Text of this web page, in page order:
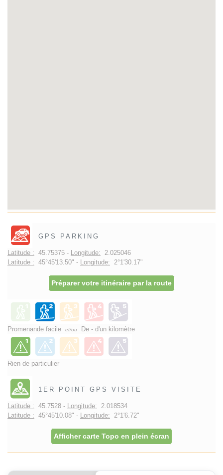
GPS PARKING
Latitude : 45.75375 - Longitude: 2.025046
Latitude : 45°45'13.50" - Longitude: 2°1'30.17"
Préparer votre itinéraire par la route
Promenande facile et/ou De - d'un kilomètre
Rien de particulier
1ER POINT GPS VISITE
Latitude : 45.7528 - Longitude: 2.018534
Latitude : 45°45'10.08" - Longitude: 2°1'6.72"
Afficher carte Topo en plein écran